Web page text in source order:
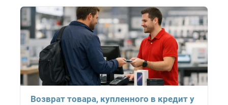
Возврат товара, купленного в кредит у